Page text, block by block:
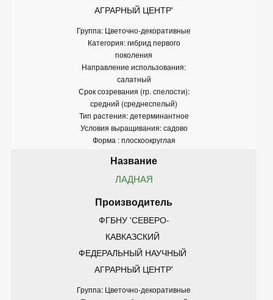
АГРАРНЫЙ ЦЕНТР'
Группа: Цветочно-декоративные
Категория: гибрид первого
поколения
Направление использования:
салатный
Срок созревания (гр. спелости):
средний (среднеспелый)
Тип растения: детерминантное
Условия выращивания: садово
Форма : плоскоокруглая
ЛАДНАЯ
ФГБНУ 'СЕВЕРО-
КАВКАЗСКИЙ
ФЕДЕРАЛЬНЫЙ НАУЧНЫЙ
АГРАРНЫЙ ЦЕНТР'
Группа: Цветочно-декоративные